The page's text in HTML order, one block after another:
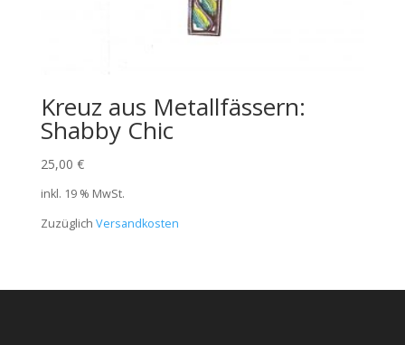
Kreuz aus Metallfässern:
Shabby Chic
25,00 €
inkl. 19 % MwSt.
Zuzüglich Versandkosten